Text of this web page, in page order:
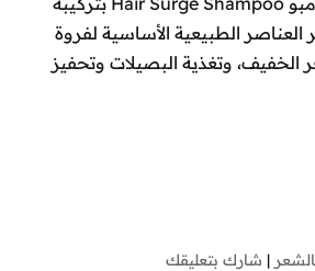
العناصر الطبيعية الأساسية لفروة
الخفيف، وتغذية البصيلات وتحفيز
| شارك بتعليقك